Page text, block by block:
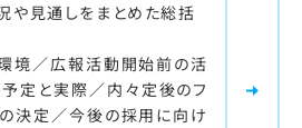
や見通しをまとめた総括
境／広報活動開始前の活
定と実際／内々定後のフ
決定／今後の採用に向け